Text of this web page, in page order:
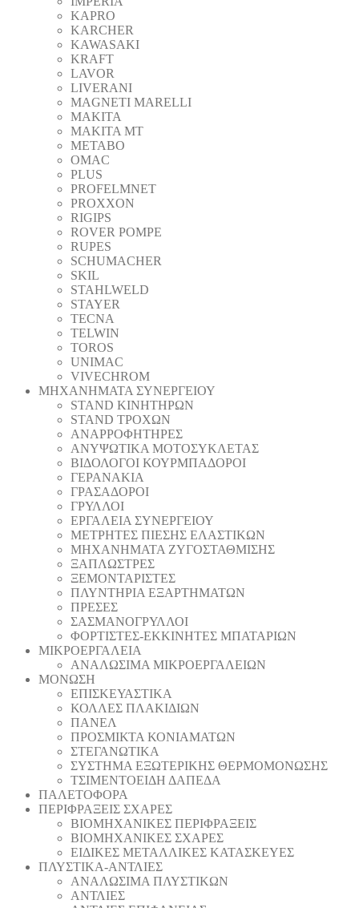
KAPRO
KARCHER
KAWASAKI
KRAFT
LAVOR
LIVERANI
MAGNETI MARELLI
MAKITA
MAKITA MT
METABO
OMAC
PLUS
PROFELMNET
PROXXON
RIGIPS
ROVER POMPE
RUPES
SCHUMACHER
SKIL
STAHLWELD
STAYER
TECNA
TELWIN
TOROS
UNIMAC
VIVECHROM
ΜΗΧΑΝΗΜΑΤΑ ΣΥΝΕΡΓΕΙΟΥ
STAND ΚΙΝΗΤΗΡΩΝ
STAND ΤΡΟΧΩΝ
ΑΝΑΡΡΟΦΗΤΗΡΕΣ
ΑΝΥΨΩΤΙΚΑ ΜΟΤΟΣΥΚΛΕΤΑΣ
ΒΙΔΟΛΟΓΟΙ ΚΟΥΡΜΠΑΔΟΡΟΙ
ΓΕΡΑΝΑΚΙΑ
ΓΡΑΣΑΔΟΡΟΙ
ΓΡΥΛΛΟΙ
ΕΡΓΑΛΕΙΑ ΣΥΝΕΡΓΕΙΟΥ
ΜΕΤΡΗΤΕΣ ΠΙΕΣΗΣ ΕΛΑΣΤΙΚΩΝ
ΜΗΧΑΝΗΜΑΤΑ ΖΥΓΟΣΤΑΘΜΙΣΗΣ
ΞΑΠΛΩΣΤΡΕΣ
ΞΕΜΟΝΤΑΡΙΣΤΕΣ
ΠΛΥΝΤΗΡΙΑ ΕΞΑΡΤΗΜΑΤΩΝ
ΠΡΕΣΕΣ
ΣΑΣΜΑΝΟΓΡΥΛΛΟΙ
ΦΟΡΤΙΣΤΕΣ-ΕΚΚΙΝΗΤΕΣ ΜΠΑΤΑΡΙΩΝ
ΜΙΚΡΟΕΡΓΑΛΕΙΑ
ΑΝΑΛΩΣΙΜΑ ΜΙΚΡΟΕΡΓΑΛΕΙΩΝ
ΜΟΝΩΣΗ
ΕΠΙΣΚΕΥΑΣΤΙΚΑ
ΚΟΛΛΕΣ ΠΛΑΚΙΔΙΩΝ
ΠΑΝΕΛ
ΠΡΟΣΜΙΚΤΑ ΚΟΝΙΑΜΑΤΩΝ
ΣΤΕΓΑΝΩΤΙΚΑ
ΣΥΣΤΗΜΑ ΕΞΩΤΕΡΙΚΗΣ ΘΕΡΜΟΜΟΝΩΣΗΣ
ΤΣΙΜΕΝΤΟΕΙΔΗ ΔΑΠΕΔΑ
ΠΑΛΕΤΟΦΟΡΑ
ΠΕΡΙΦΡΑΞΕΙΣ ΣΧΑΡΕΣ
ΒΙΟΜΗΧΑΝΙΚΕΣ ΠΕΡΙΦΡΑΞΕΙΣ
ΒΙΟΜΗΧΑΝΙΚΕΣ ΣΧΑΡΕΣ
ΕΙΔΙΚΕΣ ΜΕΤΑΛΛΙΚΕΣ ΚΑΤΑΣΚΕΥΕΣ
ΠΛΥΣΤΙΚΑ-ΑΝΤΛΙΕΣ
ΑΝΑΛΩΣΙΜΑ ΠΛΥΣΤΙΚΩΝ
ΑΝΤΛΙΕΣ